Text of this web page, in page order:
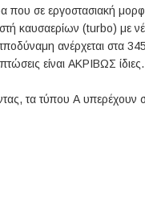
που σε εργοστασιακή
καυσαερίων (turbo) με
ανέρχεται στα
είναι ΑΚΡΙΒΩΣ ίδιες.
τα τύπου Α υπερέχουν